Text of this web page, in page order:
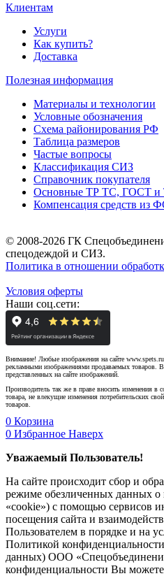
Клиентам
Услуги
Как купить?
Доставка
Полезная информация
Материалы и технологии
Условные обозначения
Схема районирования РФ
Таблица размеров
Частые вопросы
Классификация СИЗ
Справочник покупателя
Основные ТР ТС, ГОСТ и
Компенсация средств из
© 2008-2026 ГК
спецодеждой и СИЗ.
Политика в отношении
Условия оферты
Наши соц.сети:
Внимание! Любые изображения на сайте
рекламными изображениями продаваемых товаров.
представленных на сайте изображений.
Производитель так же в праве вносить изменения в
товара, не влекущие изменения потребительских
товаров.
0 Корзина
0 Избранное Наверх
Уважаемый Пользователь!
На сайте происходит сбор и
режиме обезличенных данных о
«cookie») с помощью сервисов
посещения сайта и
Пользователем в порядке и на
Политикой
данных) ООО
конфиденциальности Вы можете